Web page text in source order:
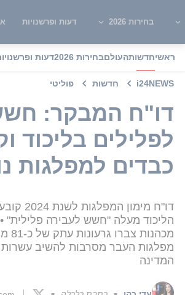
בחירות 2026 דעות ופרשנויות
ראשיחדשותהעולםבחירות 2026 דעות
i24NEWS חדשות פוליטי
דו"ח המבקר:
לפלילים בליכוד
כבדים למפלגות
דו"ח מימון
הליכוד מעלה "חשש לעבירה פלילית"
מפלגות העבר מסרבות להשיב עשרות
המדינה